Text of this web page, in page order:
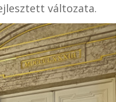
változata.